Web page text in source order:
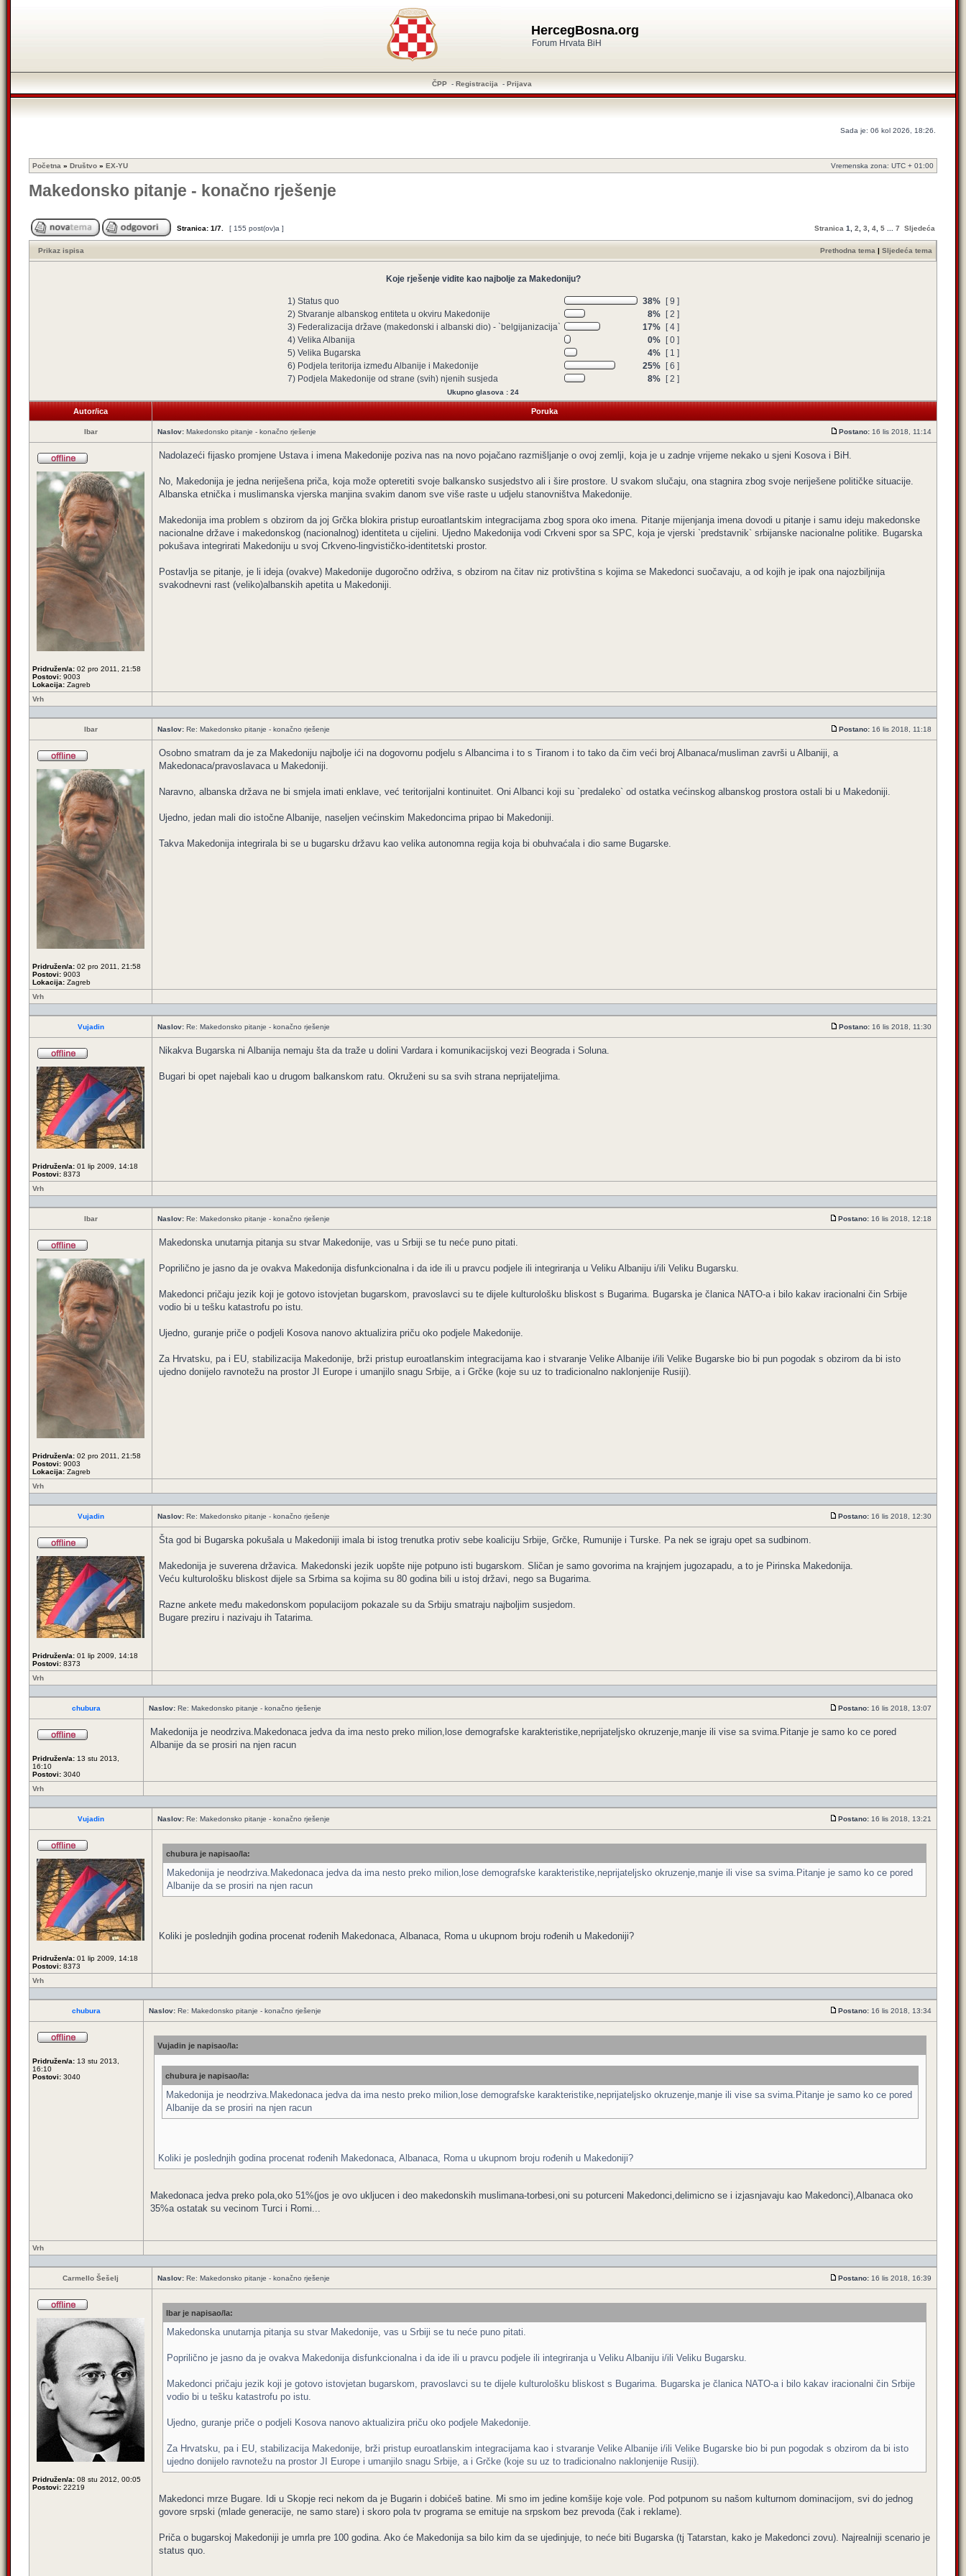
HercegBosna.org
Forum Hrvata BiH
ČPP - Registracija - Prijava
Sada je: 06 kol 2026, 18:26.
Početna » Društvo » EX-YU Vremenska zona: UTC + 01:00
Makedonsko pitanje - konačno rješenje
Stranica: 1/7 [ 155 post(ov)a ] Stranica 1 2 3 4 5 7 Sljedeća
Prikaz ispisa Prethodna tema | Sljedeća tema
Koje rješenje vidite kao najbolje za Makedoniju?
1) Status quo 38%
[ 9 ]
2) Stvaranje albanskog entiteta u okviru Makedonije
8%
[ 2 ]
3) Federalizacija države (makedonski i albanski dio) - `belgijanizacija`
17%
[ 4 ]
4) Velika Albanija
0%
[ 0 ]
5) Velika Bugarska
4%
[ 1 ]
6) Podjela teritorija između Albanije i Makedonije
25%
[ 6 ]
7) Podjela Makedonije od strane (svih) njenih susjeda
8% [ 2 ]
Ukupno glasova : 24
Autor/ica Poruka
Ibar Naslov: Makedonsko pitanje - konačno rješenje Postano: 16 lis 2018, 11:14
Pridružen/a: 02 pro 2011, 21:58
Postovi: 9003
Lokacija: Zagreb
Nadolazeći fijasko promjene Ustava i imena Makedonije poziva nas na novo pojačano razmišljanje o ovoj zemlji, koja je u zadnje vrijeme nekako u sjeni Kosova i BiH.
No, Makedonija je jedna neriješena priča, koja može opteretiti svoje balkansko susjedstvo ali i šire prostore. U svakom slučaju, ona stagnira zbog svoje neriješene političke situacije.
Albanska etnička i muslimanska vjerska manjina svakim danom sve više raste u udjelu stanovništva Makedonije.
Makedonija ima problem s obzirom da joj Grčka blokira pristup euroatlantskim integracijama zbog spora oko imena. Pitanje mijenjanja imena dovodi u pitanje i samu ideju makedonske
nacionalne države i makedonskog (nacionalnog) identiteta u cijelini. Ujedno Makedonija vodi Crkveni spor sa SPC, koja je vjerski `predstavnik` srbijanske nacionalne politike. Bugarska
pokušava integrirati Makedoniju u svoj Crkveno-lingvističko-identitetski prostor.
Postavlja se pitanje, je li ideja (ovakve) Makedonije dugoročno održiva, s obzirom na čitav niz protivština s kojima se Makedonci suočavaju, a od kojih je ipak ona najozbiljnija
svakodnevni rast (veliko)albanskih apetita u Makedoniji.
Vrh
Ibar Naslov: Re: Makedonsko pitanje - konačno rješenje Postano: 16 lis 2018, 11:18
Pridružen/a: 02 pro 2011, 21:58
Postovi: 9003
Lokacija: Zagreb
Osobno smatram da je za Makedoniju najbolje ići na dogovornu podjelu s Albancima i to s Tiranom i to tako da čim veći broj Albanaca/musliman završi u Albaniji, a
Makedonaca/pravoslavaca u Makedoniji.
Naravno, albanska država ne bi smjela imati enklave, već teritorijalni kontinuitet. Oni Albanci koji su `predaleko` od ostatka većinskog albanskog prostora ostali bi u Makedoniji.
Ujedno, jedan mali dio istočne Albanije, naseljen većinskim Makedoncima pripao bi Makedoniji.
Takva Makedonija integrirala bi se u bugarsku državu kao velika autonomna regija koja bi obuhvaćala i dio same Bugarske.
Vrh
Vujadin Naslov: Re: Makedonsko pitanje - konačno rješenje Postano: 16 lis 2018, 11:30
Pridružen/a: 01 lip 2009, 14:18
Postovi: 8373
Nikakva Bugarska ni Albanija nemaju šta da traže u dolini Vardara i komunikacijskoj vezi Beograda i Soluna.
Bugari bi opet najebali kao u drugom balkanskom ratu. Okruženi su sa svih strana neprijateljima.
Vrh
Ibar Naslov: Re: Makedonsko pitanje - konačno rješenje Postano: 16 lis 2018, 12:18
Pridružen/a: 02 pro 2011, 21:58
Postovi: 9003
Lokacija: Zagreb
Makedonska unutarnja pitanja su stvar Makedonije, vas u Srbiji se tu neće puno pitati.
Poprilično je jasno da je ovakva Makedonija disfunkcionalna i da ide ili u pravcu podjele ili integriranja u Veliku Albaniju i/ili Veliku Bugarsku.
Makedonci pričaju jezik koji je gotovo istovjetan bugarskom, pravoslavci su te dijele kulturološku bliskost s Bugarima. Bugarska je članica NATO-a i bilo kakav iracionalni čin Srbije
vodio bi u tešku katastrofu po istu.
Ujedno, guranje priče o podjeli Kosova nanovo aktualizira priču oko podjele Makedonije.
Za Hrvatsku, pa i EU, stabilizacija Makedonije, brži pristup euroatlanskim integracijama kao i stvaranje Velike Albanije i/ili Velike Bugarske bio bi pun pogodak s obzirom da bi isto
ujedno donijelo ravnotežu na prostor JI Europe i umanjilo snagu Srbije, a i Grčke (koje su uz to tradicionalno naklonjenije Rusiji).
Vrh
Vujadin Naslov: Re: Makedonsko pitanje - konačno rješenje Postano: 16 lis 2018, 12:30
Pridružen/a: 01 lip 2009, 14:18
Postovi: 8373
Šta god bi Bugarska pokušala u Makedoniji imala bi istog trenutka protiv sebe koaliciju Srbije, Grčke, Rumunije i Turske. Pa nek se igraju opet sa sudbinom.
Makedonija je suverena državica. Makedonski jezik uopšte nije potpuno isti bugarskom. Sličan je samo govorima na krajnjem jugozapadu, a to je Pirinska Makedonija.
Veću kulturološku bliskost dijele sa Srbima sa kojima su 80 godina bili u istoj državi, nego sa Bugarima.
Razne ankete među makedonskom populacijom pokazale su da Srbiju smatraju najboljim susjedom.
Bugare preziru i nazivaju ih Tatarima.
Vrh
chubura Naslov: Re: Makedonsko pitanje - konačno rješenje Postano: 16 lis 2018, 13:07
Pridružen/a: 13 stu 2013,
16:10
Postovi: 3040
Makedonija je neodrziva.Makedonaca jedva da ima nesto preko milion,lose demografske karakteristike,neprijateljsko okruzenje,manje ili vise sa svima.Pitanje je samo ko ce pored
Albanije da se prosiri na njen racun
Vrh
Vujadin Naslov: Re: Makedonsko pitanje - konačno rješenje Postano: 16 lis 2018, 13:21
Pridružen/a: 01 lip 2009, 14:18
Postovi: 8373
chubura je napisao/la:
Makedonija je neodrziva.Makedonaca jedva da ima nesto preko milion,lose demografske karakteristike,neprijateljsko okruzenje,manje ili vise sa svima.Pitanje je samo ko ce pored
Albanije da se prosiri na njen racun
Koliki je poslednjih godina procenat rođenih Makedonaca, Albanaca, Roma u ukupnom broju rođenih u Makedoniji?
Vrh
chubura Naslov: Re: Makedonsko pitanje - konačno rješenje Postano: 16 lis 2018, 13:34
Pridružen/a: 13 stu 2013,
16:10
Postovi: 3040
Vujadin je napisao/la:
chubura je napisao/la:
Makedonija je neodrziva.Makedonaca jedva da ima nesto preko milion,lose demografske karakteristike,neprijateljsko okruzenje,manje ili vise sa svima.Pitanje je samo ko ce pored
Albanije da se prosiri na njen racun
Koliki je poslednjih godina procenat rođenih Makedonaca, Albanaca, Roma u ukupnom broju rođenih u Makedoniji?
Makedonaca jedva preko pola,oko 51%(jos je ovo ukljucen i deo makedonskih muslimana-torbesi,oni su poturceni Makedonci,delimicno se i izjasnjavaju kao Makedonci),Albanaca oko
35%a ostatak su vecinom Turci i Romi...
Vrh
Carmello Šešelj Naslov: Re: Makedonsko pitanje - konačno rješenje Postano: 16 lis 2018, 16:39
Pridružen/a: 08 stu 2012, 00:05
Postovi: 22219
Ibar je napisao/la:
Makedonska unutarnja pitanja su stvar Makedonije, vas u Srbiji se tu neće puno pitati.
Poprilično je jasno da je ovakva Makedonija disfunkcionalna i da ide ili u pravcu podjele ili integriranja u Veliku Albaniju i/ili Veliku Bugarsku.
Makedonci pričaju jezik koji je gotovo istovjetan bugarskom, pravoslavci su te dijele kulturološku bliskost s Bugarima. Bugarska je članica NATO-a i bilo kakav iracionalni čin Srbije
vodio bi u tešku katastrofu po istu.
Ujedno, guranje priče o podjeli Kosova nanovo aktualizira priču oko podjele Makedonije.
Za Hrvatsku, pa i EU, stabilizacija Makedonije, brži pristup euroatlanskim integracijama kao i stvaranje Velike Albanije i/ili Velike Bugarske bio bi pun pogodak s obzirom da bi isto
ujedno donijelo ravnotežu na prostor JI Europe i umanjilo snagu Srbije, a i Grčke (koje su uz to tradicionalno naklonjenije Rusiji).
Makedonci mrze Bugare. Idi u Skopje reci nekom da je Bugarin i dobićeš batine. Mi smo im jedine komšije koje vole. Pod potpunom su našom kulturnom dominacijom, svi do jednog
govore srpski (mlade generacije, ne samo stare) i skoro pola tv programa se emituje na srpskom bez prevoda (čak i reklame).
Priča o bugarskoj Makedoniji je umrla pre 100 godina. Ako će Makedonija sa bilo kim da se ujedinjuje, to neće biti Bugarska (tj Tatarstan, kako je Makedonci zovu). Najrealniji scenario je
status quo.